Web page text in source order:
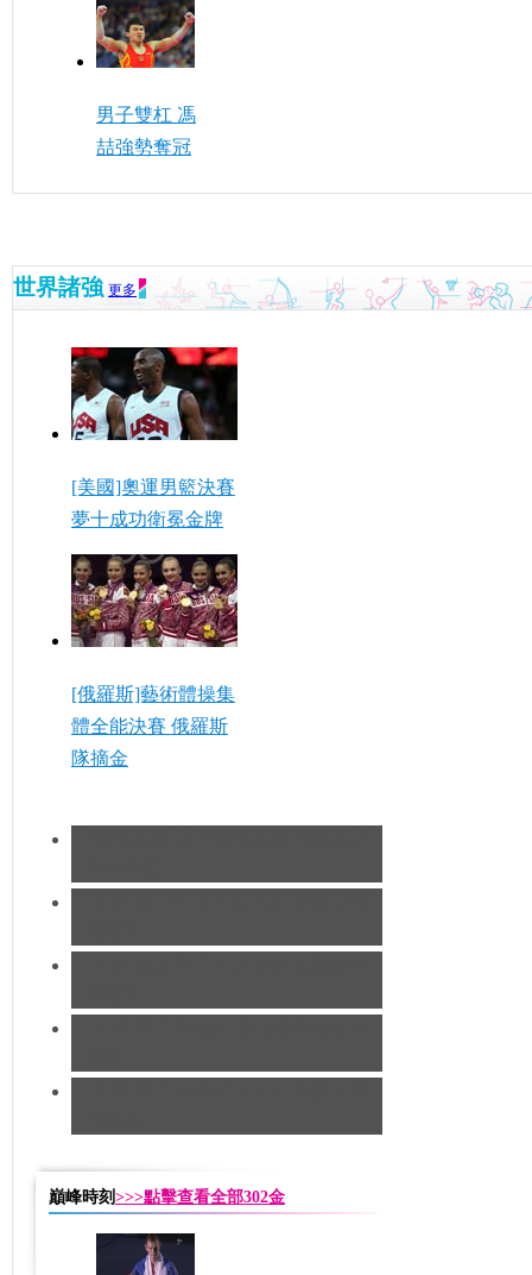
男子雙杠 馮
喆強勢奪冠
世界諸強 更多
[美國]奧運男籃決賽
夢十成功衛冕金牌
[俄羅斯]藝術體操集
體全能決賽 俄羅斯
隊摘金
巔峰時刻 >>>點擊查看全部302金